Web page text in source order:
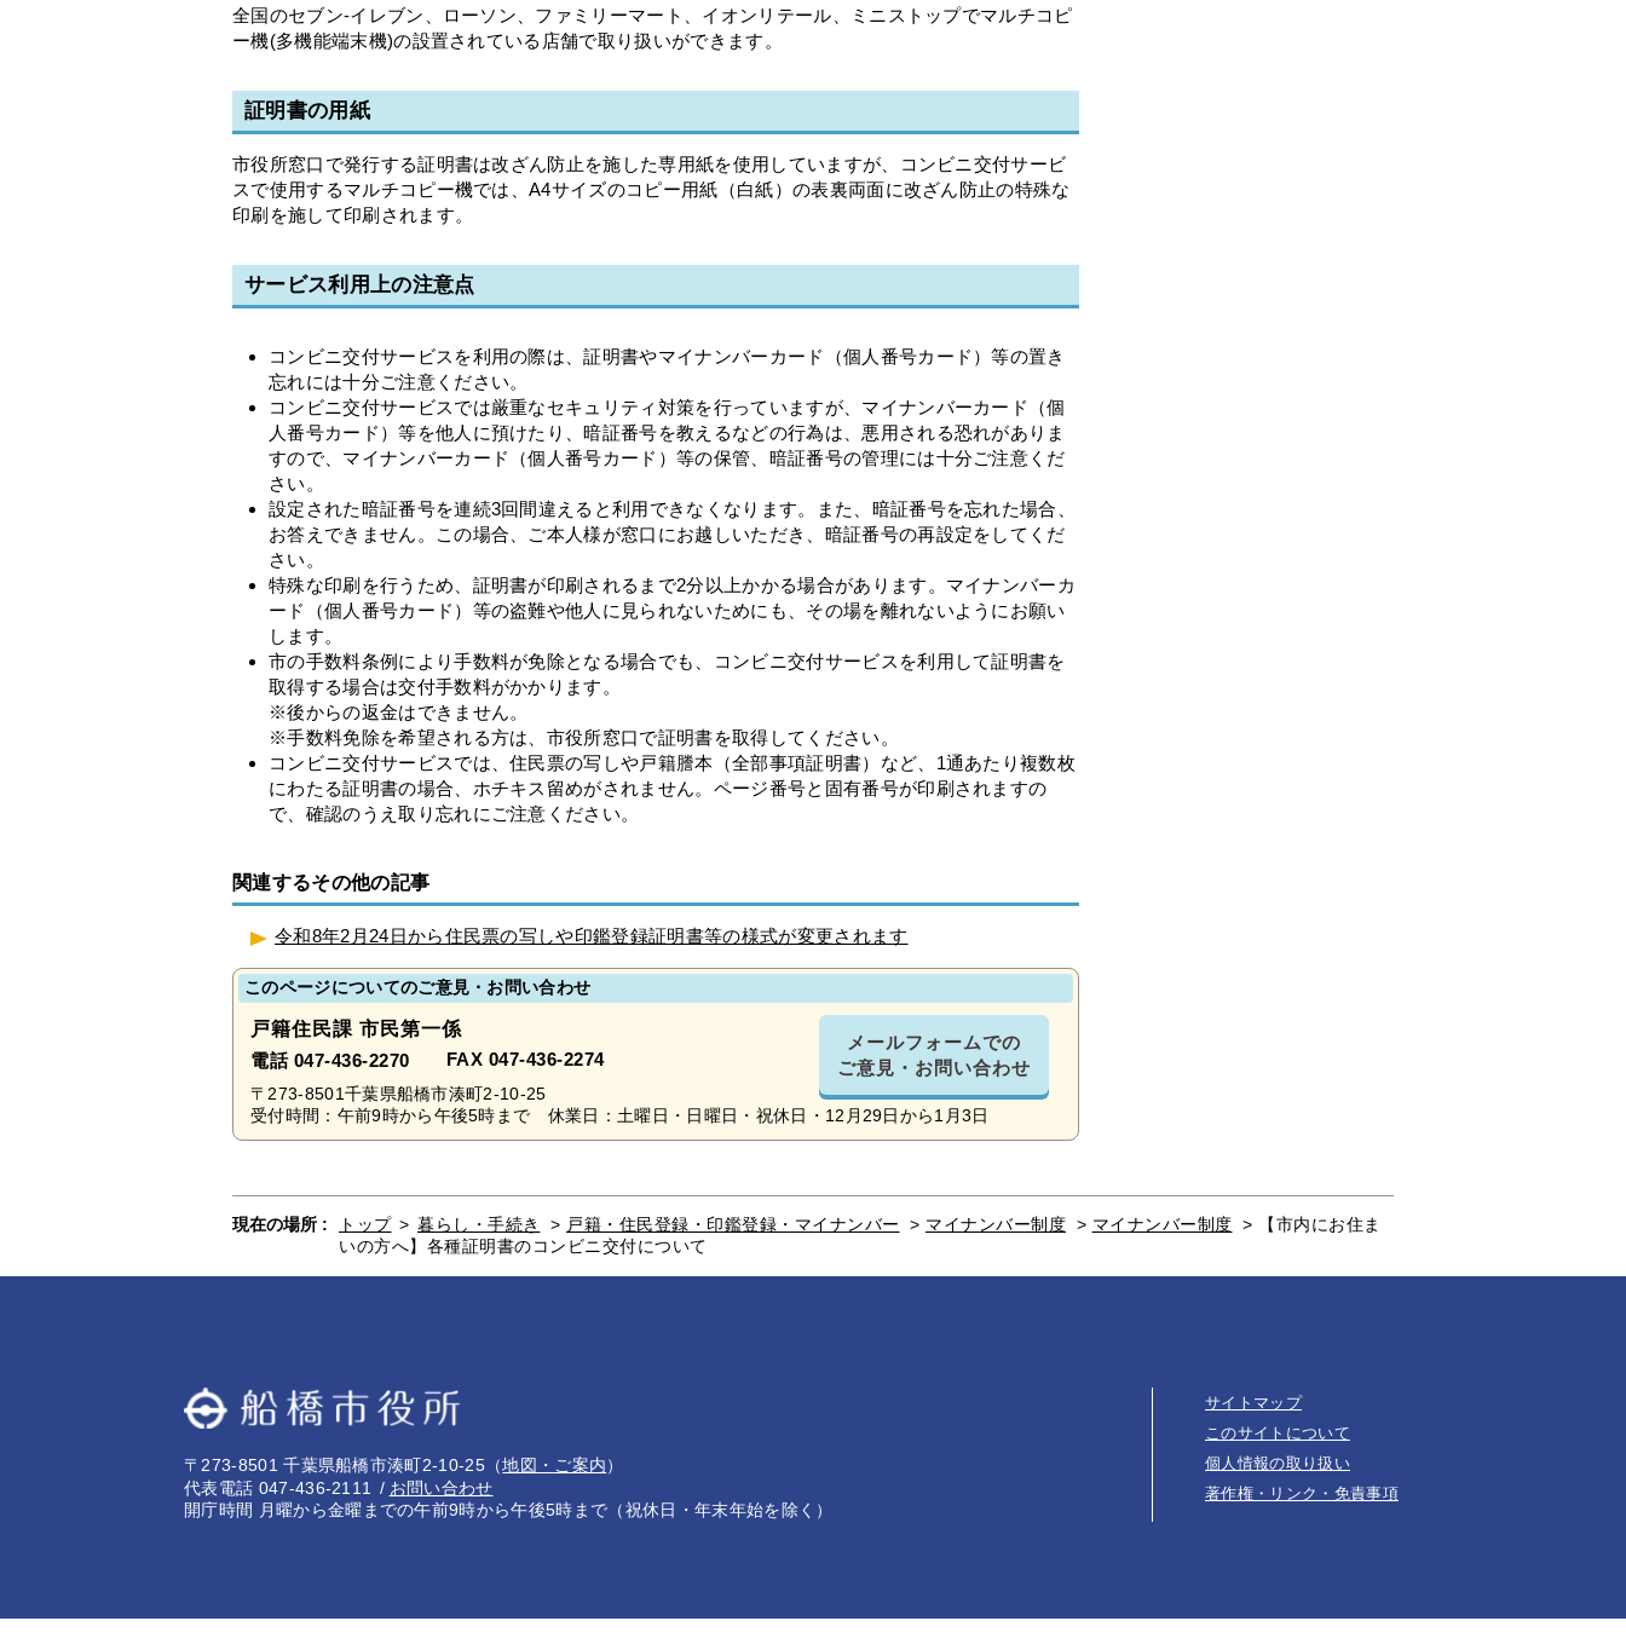
全国のセブン‐イレブン、ローソン、ファミリーマート、イオンリテール、ミニストップでマルチコピ
ー機(多機能端末機)の設置されている店舗で取り扱いができます。
証明書の用紙
市役所窓口で発行する証明書は改ざん防止を施した専用紙を使用していますが、コンビニ交付サービ
スで使用するマルチコピー機では、A4サイズのコピー用紙（白紙）の表裏両面に改ざん防止の特殊な
印刷を施して印刷されます。
サービス利用上の注意点
コンビニ交付サービスを利用の際は、証明書やマイナンバーカード（個人番号カード）等の置き
忘れには十分ご注意ください。
コンビニ交付サービスでは厳重なセキュリティ対策を行っていますが、マイナンバーカード（個
人番号カード）等を他人に預けたり、暗証番号を教えるなどの行為は、悪用される恐れがありま
すので、マイナンバーカード（個人番号カード）等の保管、暗証番号の管理には十分ご注意くだ
さい。
設定された暗証番号を連続3回間違えると利用できなくなります。また、暗証番号を忘れた場合、
お答えできません。この場合、ご本人様が窓口にお越しいただき、暗証番号の再設定をしてくだ
さい。
特殊な印刷を行うため、証明書が印刷されるまで2分以上かかる場合があります。マイナンバーカ
ード（個人番号カード）等の盗難や他人に見られないためにも、その場を離れないようにお願い
します。
市の手数料条例により手数料が免除となる場合でも、コンビニ交付サービスを利用して証明書を
取得する場合は交付手数料がかかります。
※後からの返金はできません。
※手数料免除を希望される方は、市役所窓口で証明書を取得してください。
コンビニ交付サービスでは、住民票の写しや戸籍謄本（全部事項証明書）など、1通あたり複数枚
にわたる証明書の場合、ホチキス留めがされません。ページ番号と固有番号が印刷されますの
で、確認のうえ取り忘れにご注意ください。
関連するその他の記事
令和8年2月24日から住民票の写しや印鑑登録証明書等の様式が変更されます
このページについてのご意見・お問い合わせ
戸籍住民課 市民第一係
電話 047-436-2270 FAX 047-436-2274
メールフォームでの
ご意見・お問い合わせ
〒273-8501千葉県船橋市湊町2-10-25
受付時間：午前9時から午後5時まで 休業日：土曜日・日曜日・祝休日・12月29日から1月3日
現在の場所 : トップ > 暮らし・手続き > 戸籍・住民登録・印鑑登録・マイナンバー > マイナンバー制度 > マイナンバー制度 >
【市内にお住ま
いの方へ】各種証明書のコンビニ交付について
〒273-8501 千葉県船橋市湊町2-10-25 （地図・ご案内）
代表電話 047-436-2111
お問い合わせ
開庁時間 月曜から金曜までの午前9時から午後5時まで（祝休日・年末年始を除く）
サイトマップ
このサイトについて
個人情報の取り扱い
著作権・リンク・免責事項